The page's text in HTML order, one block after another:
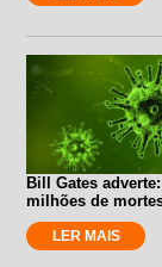
Bill Gates
milhões de
LER MAIS